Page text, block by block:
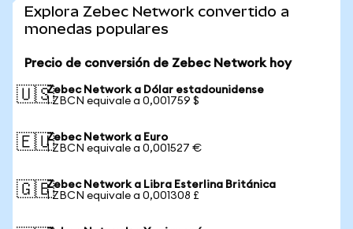
Explora Zebec Network convertido a
monedas populares
Precio de conversión de Zebec Network hoy
🇺🇸Zebec Network a Dólar estadounidense
1 ZBCN equivale a 0,001759 $
🇪🇺Zebec Network a Euro
1 ZBCN equivale a 0,001527 €
🇬🇧Zebec Network a Libra Esterlina Británica
1 ZBCN equivale a 0,001308 £